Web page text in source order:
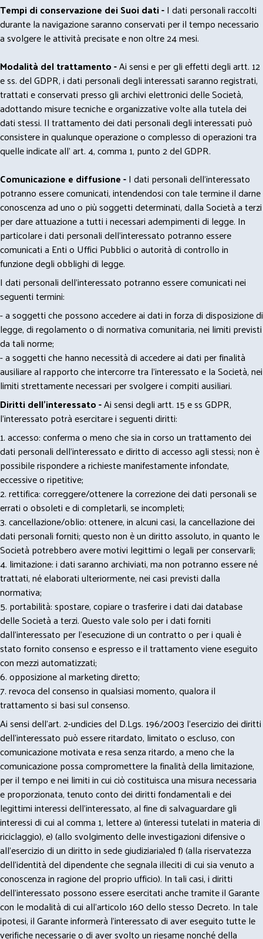
Tempi di conservazione dei Suoi dati -I dati personali raccolti
durante la navigazione saranno conservati per il tempo necessario
a svolgere le attività precisate e non oltre 24 mesi.
Modalità del trattamento -Ai sensi e per gli effetti degli artt. 12
e ss. del GDPR, i dati personali degli interessati saranno registrati,
trattati e conservati presso gli archivi elettronici delle Società,
adottando misure tecniche e organizzative volte alla tutela dei
dati stessi. Il trattamento dei dati personali degli interessati può
consistere in qualunque operazione o complesso di operazioni tra
quelle indicate all' art. 4, comma 1, punto 2 del GDPR.
Comunicazione e diffusione -I dati personali dell’interessato
potranno essere comunicati, intendendosi con tale termine il darne
conoscenza ad uno o più soggetti determinati, dalla Società a terzi
per dare attuazione a tutti i necessari adempimenti di legge. In
particolare i dati personali dell’interessato potranno essere
comunicati a Enti o Uffici Pubblici o autorità di controllo in
funzione degli obblighi di legge.
I dati personali dell’interessato potranno essere comunicati nei
seguenti termini:
- a soggetti che possono accedere ai dati in forza di disposizione di
legge, di regolamento o di normativa comunitaria, nei limiti previsti
da tali norme;
- a soggetti che hanno necessità di accedere ai dati per finalità
ausiliare al rapporto che intercorre tra l’interessato e la Società, nei
limiti strettamente necessari per svolgere i compiti ausiliari.
Diritti dell’interessato -Ai sensi degli artt. 15 e ss GDPR,
l’interessato potrà esercitare i seguenti diritti:
1. accesso: conferma o meno che sia in corso un trattamento dei
dati personali dell’interessato e diritto di accesso agli stessi; non è
possibile rispondere a richieste manifestamente infondate,
eccessive o ripetitive;
2. rettifica: correggere/ottenere la correzione dei dati personali se
errati o obsoleti e di completarli, se incompleti;
3. cancellazione/oblio: ottenere, in alcuni casi, la cancellazione dei
dati personali forniti; questo non è un diritto assoluto, in quanto le
Società potrebbero avere motivi legittimi o legali per conservarli;
4. limitazione: i dati saranno archiviati, ma non potranno essere né
trattati, né elaborati ulteriormente, nei casi previsti dalla
normativa;
5. portabilità: spostare, copiare o trasferire i dati dai database
delle Società a terzi. Questo vale solo per i dati forniti
dall’interessato per l’esecuzione di un contratto o per i quali è
stato fornito consenso e espresso e il trattamento viene eseguito
con mezzi automatizzati;
6. opposizione al marketing diretto;
7. revoca del consenso in qualsiasi momento, qualora il
trattamento si basi sul consenso.
Ai sensi dell’art. 2-undicies del D.Lgs. 196/2003 l’esercizio dei diritti
dell’interessato può essere ritardato, limitato o escluso, con
comunicazione motivata e resa senza ritardo, a meno che la
comunicazione possa compromettere la finalità della limitazione,
per il tempo e nei limiti in cui ciò costituisca una misura necessaria
e proporzionata, tenuto conto dei diritti fondamentali e dei
legittimi interessi dell’interessato, al fine di salvaguardare gli
interessi di cui al comma 1, lettere a) (interessi tutelati in materia di
riciclaggio), e) (allo svolgimento delle investigazioni difensive o
all’esercizio di un diritto in sede giudiziaria)ed f) (alla riservatezza
dell’identità del dipendente che segnala illeciti di cui sia venuto a
conoscenza in ragione del proprio ufficio). In tali casi, i diritti
dell’interessato possono essere esercitati anche tramite il Garante
con le modalità di cui all’articolo 160 dello stesso Decreto. In tale
ipotesi, il Garante informerà l’interessato di aver eseguito tutte le
verifiche necessarie o di aver svolto un riesame nonché della